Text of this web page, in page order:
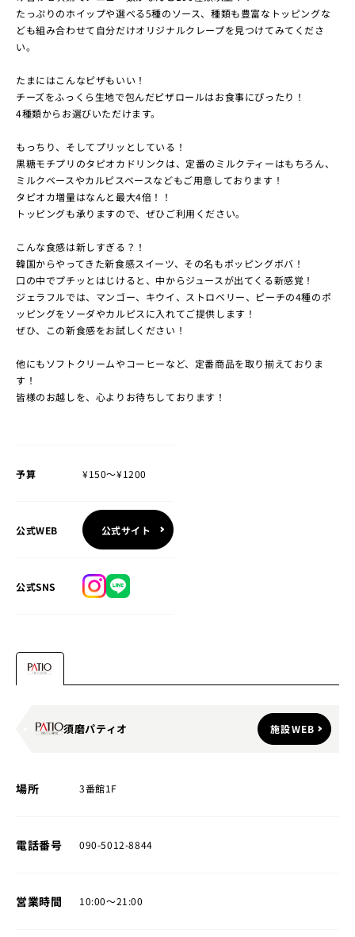
たっぷりのホイップや選べる5種のソース、種類も豊富なトッピングな
ども組み合わせて自分だけオリジナルクレープを見つけてみてくださ
い。
たまにはこんなピザもいい！
チーズをふっくら生地で包んだピザロールはお食事にぴったり！
4種類からお選びいただけます。
もっちり、そしてプリッとしている！
黒糖モチプリのタピオカドリンクは、定番のミルクティーはもちろん、
ミルクベースやカルピスベースなどもご用意しております！
タピオカ増量はなんと最大4倍！！
トッピングも承りますので、ぜひご利用ください。
こんな食感は新しすぎる？！
韓国からやってきた新食感スイーツ、その名もポッピングボバ！
口の中でプチッとはじけると、中からジュースが出てくる新感覚！
ジェラフルでは、マンゴー、キウイ、ストロベリー、ピーチの4種のポ
ッピングをソーダやカルピスに入れてご提供します！
ぜひ、この新食感をお試しください！
他にもソフトクリームやコーヒーなど、定番商品を取り揃えておりま
す！
皆様のお越しを、心よりお待ちしております！
予算 ¥150～¥1200
公式WEB 公式サイト
公式SNS
須磨パティオ 施設WEB
場所 3番館1F
電話番号 090-5012-8844
営業時間 10:00～21:00